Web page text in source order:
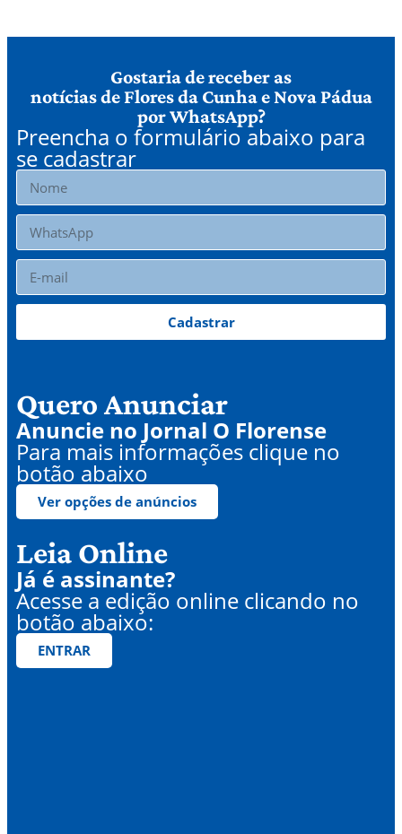
Gostaria de receber as
notícias de Flores da Cunha e Nova Pádua
por WhatsApp?
Preencha o formulário abaixo para
se cadastrar
Cadastrar
Quero Anunciar
Anuncie no Jornal O Florense
Para mais informações clique no
botão abaixo
Ver opções de anúncios
Leia Online
Já é assinante?
Acesse a edição online clicando no
botão abaixo:
ENTRAR